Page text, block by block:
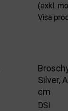
(exkl.
Visa
Silver,
cm
DSI